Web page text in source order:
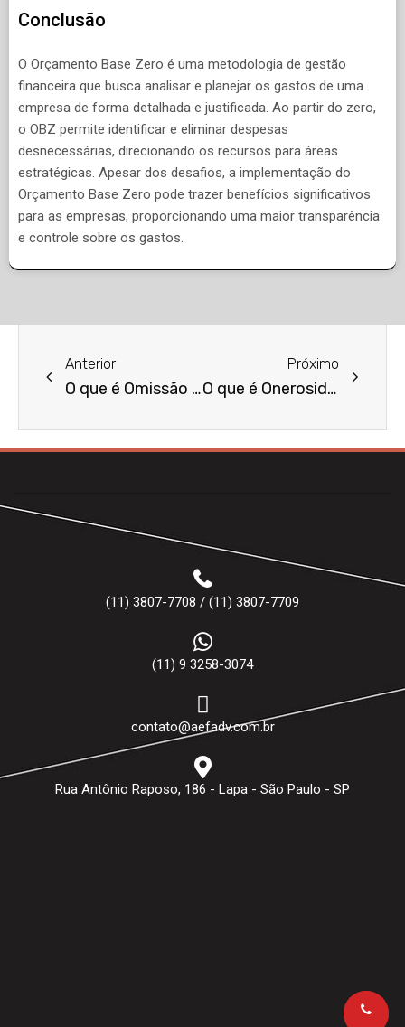
Conclusão
O Orçamento Base Zero é uma metodologia de gestão
financeira que busca analisar e planejar os gastos de uma
empresa de forma detalhada e justificada. Ao partir do zero,
o OBZ permite identificar e eliminar despesas
desnecessárias, direcionando os recursos para áreas
estratégicas. Apesar dos desafios, a implementação do
Orçamento Base Zero pode trazer benefícios significativos
para as empresas, proporcionando uma maior transparência
e controle sobre os gastos.
Anterior
O que é Omissão de Socorro?
Próximo
O que é Onerosidade Excessiva?
(11) 3807-7708 / (11) 3807-7709
(11) 9 3258-3074
contato@aefadv.com.br
Rua Antônio Raposo, 186 - Lapa - São Paulo - SP